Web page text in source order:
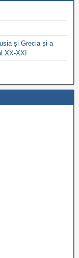
și Grecia și a
XX-XXI